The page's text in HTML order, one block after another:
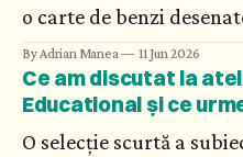
o carte de benzi
material de studiu. Dar
matematicii abstracte
cercetătorilor fac din
din care elevii, părinții
By Adrian Manea 11 Jun 2026
Ce am discutat la
Educational și ce
O selecție scurtă a